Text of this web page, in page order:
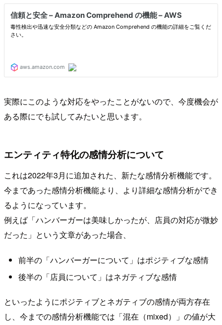
実際にこのような対応をやったことがないので、今度機会が
ある際にでも試してみたいと思います。
エンティティ特化の感情分析について
これは2022年3月に追加された、新たな感情分析機能です。
今まであった感情分析機能より、より詳細な感情分析ができ
るようになっています。
例えば「ハンバーガーは美味しかったが、店員の対応が微妙
だった」という文章があった場合、
前半の「ハンバーガーについて」はポジティブな感情
後半の「店員について」はネガティブな感情
といったようにポジティブとネガティブの感情が両方存在
し、今までの感情分析機能では「混在（mixed）」の値が大